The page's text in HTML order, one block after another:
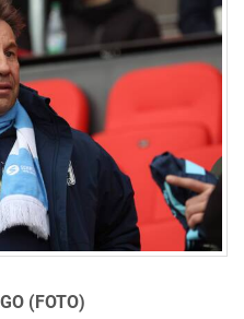
(FOTO)